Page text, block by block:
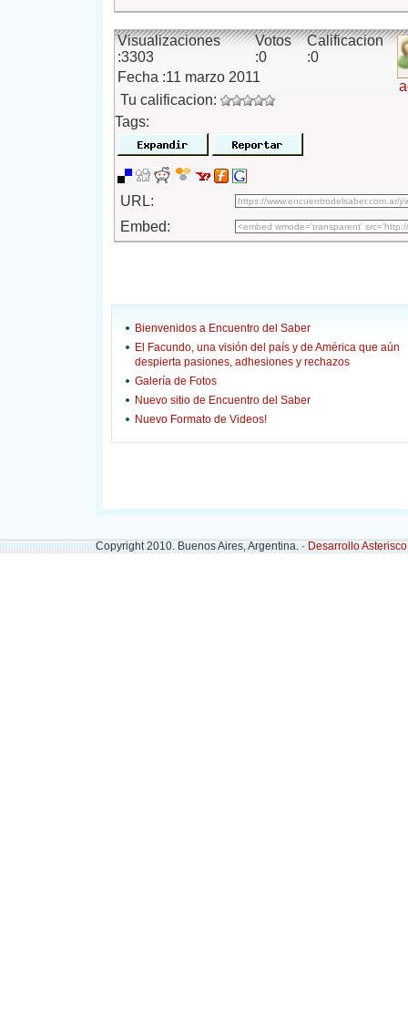
Visualizaciones
:3303
Votos
:0
Calificacion
:0
Fecha :11 marzo 2011
Tu calificacion:
Tags:
URL:
Embed:
Bienvenidos a Encuentro del Saber
El Facundo, una visión del país y de América que aún
despierta pasiones, adhesiones y rechazos
Galería de Fotos
Nuevo sitio de Encuentro del Saber
Nuevo Formato de Videos!
Copyright 2010. Buenos Aires, Argentina. ·Desarrollo